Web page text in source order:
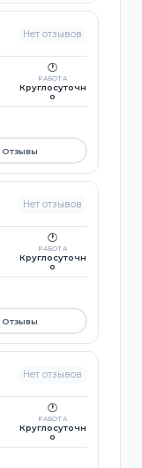
Нет отзывов
🕐
РАБОТА
Круглосуточн
о
Отзывы
Нет отзывов
🕐
РАБОТА
Круглосуточн
о
Отзывы
Нет отзывов
🕐
РАБОТА
Круглосуточн
о